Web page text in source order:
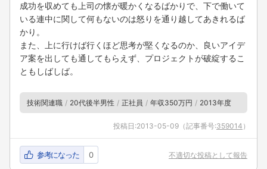
成功を収めても上司の懐が暖かくなるばかりで、下で働いて
いる連中に関して何もないのは怒りを通り越してあきれるば
かり。
また、上に行けば行くほど思考が堅くなるのか、良いアイデ
ア案を出しても通してもらえず、プロジェクトが破綻するこ
ともしばしば。
技術関連職 20代後半男性 正社員 年収350万円 2013年度
投稿日:2013-05-09 （記事番号:359014 ）
参考になった 0 不適切な投稿として報告